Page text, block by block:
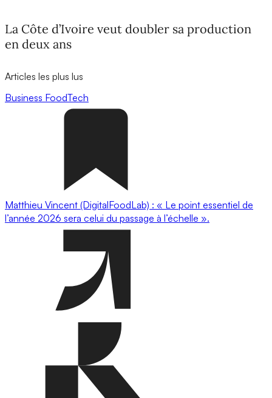
La Côte d’Ivoire veut doubler sa production
en deux ans
Articles les plus lus
Business FoodTech
Matthieu Vincent (DigitalFoodLab) : « Le point essentiel de
l’année 2026 sera celui du passage à l’échelle ».